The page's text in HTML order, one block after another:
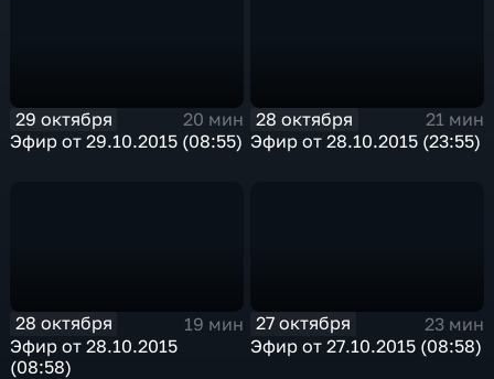
29 октября
20 мин
Эфир от 29.10.2015 (08:55)
28 октября
21 мин
Эфир от 28.10.2015 (23:55)
28 октября
19 мин
Эфир от 28.10.2015
(08:58)
27 октября
23 мин
Эфир от 27.10.2015 (08:58)